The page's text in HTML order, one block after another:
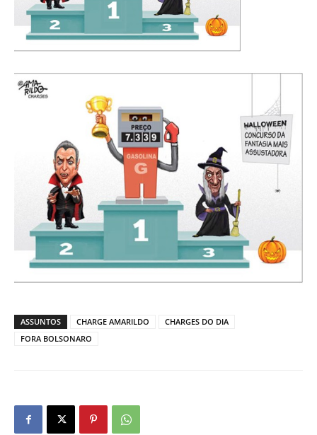
ASSUNTOS CHARGE AMARILDO
CHARGES DO DIA
FORA BOLSONARO